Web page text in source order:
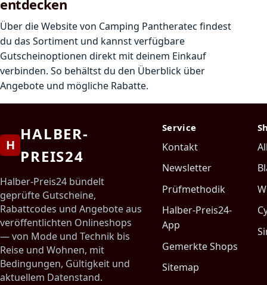
entdecken
Über die Website von Camping Pantheratec findest
du das Sortiment und kannst verfügbare
Gutscheinoptionen direkt mit deinem Einkauf
verbinden. So behältst du den Überblick über
Angebote und mögliche Rabatte.
H
HALBER-
PREIS24
Halber-Preis24 bündelt
geprüfte Gutscheine,
Rabattcodes und Angebote aus
veröffentlichten Onlineshops
— von Mode und Technik bis
Reise und Wohnen, mit
Bedingungen, Gültigkeit und
aktuellem Datenstand.
Service
Kontakt
Newsletter
Prüfmethodik
Halber-Preis24-
App
Gemerkte Shops
Sitemap